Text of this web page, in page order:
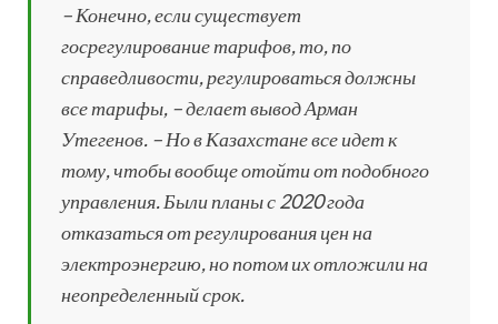
– Конечно, если существует
госрегулирование тарифов, то, по
справедливости, регулироваться должны
все тарифы, – делает вывод Арман
Утегенов. – Но в Казахстане все идет к
тому, чтобы вообще отойти от подобного
управления. Были планы с 2020 года
отказаться от регулирования цен на
электроэнергию, но потом их отложили на
неопределенный срок.